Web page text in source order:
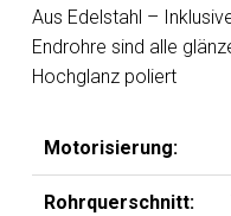
Aus Edelstahl –
Endrohre sind alle
Hochglanz poliert
Motorisierung:
Rohrquerschnitt: